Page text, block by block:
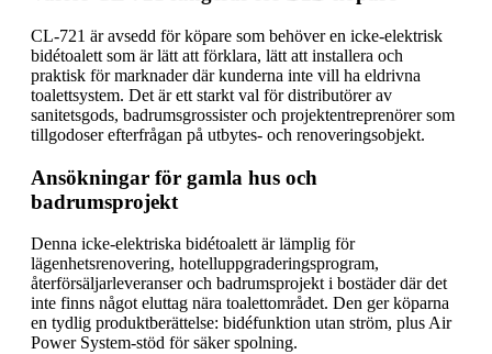
CL-721 är avsedd för köpare som behöver en icke-elektrisk
bidétoalett som är lätt att förklara, lätt att installera och
praktisk för marknader där kunderna inte vill ha eldrivna
toalettsystem. Det är ett starkt val för distributörer av
sanitetsgods, badrumsgrossister och projektentreprenörer som
tillgodoser efterfrågan på utbytes- och renoveringsobjekt.
Ansökningar för gamla hus och
badrumsprojekt
Denna icke-elektriska bidétoalett är lämplig för
lägenhetsrenovering, hotelluppgraderingsprogram,
återförsäljarleveranser och badrumsprojekt i bostäder där det
inte finns något eluttag nära toalettområdet. Den ger köparna
en tydlig produktberättelse: bidéfunktion utan ström, plus Air
Power System-stöd för säker spolning.